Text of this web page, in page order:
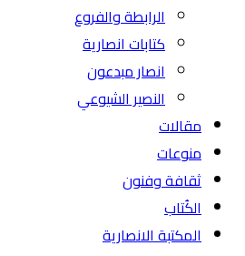
الرابطة والفروع
كتابات انصارية
انصار مبدعون
النصیر الشیوعي
مقالات
منوعات
ثقافة وفنون
الكُتاب
المكتبة الانصارية